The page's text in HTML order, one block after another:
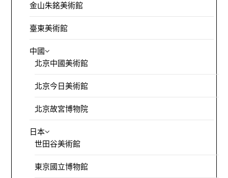
金山朱銘美術館
臺東美術館
中國
北京中國美術館
北京今日美術館
北京故宮博物院
日本
世田谷美術館
東京國立博物館